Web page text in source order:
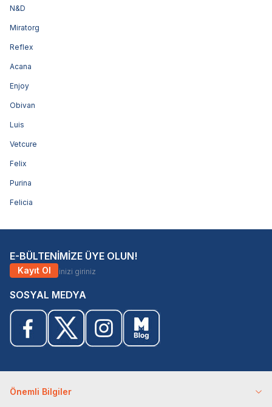
N&D
Miratorg
Reflex
Acana
Enjoy
Obivan
Luis
Vetcure
Felix
Purina
Felicia
E-BÜLTENİMİZE ÜYE OLUN!
Kayıt Ol
SOSYAL MEDYA
Önemli Bilgiler